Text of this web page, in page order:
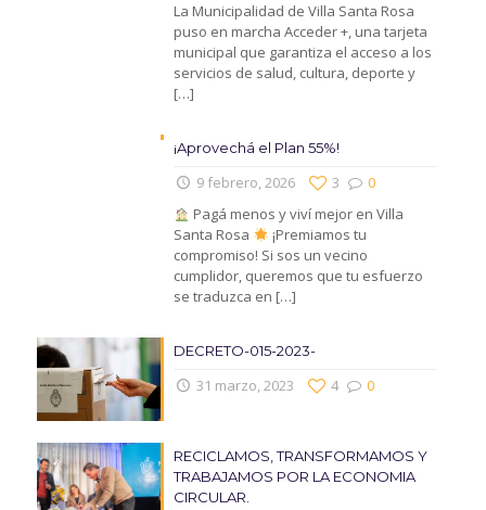
La Municipalidad de Villa Santa Rosa
puso en marcha Acceder +, una tarjeta
municipal que garantiza el acceso a los
servicios de salud, cultura, deporte y
[…]
¡Aprovechá el Plan 55%!
9 febrero, 2026 0
3
Pagá menos y viví mejor en Villa
Santa Rosa
¡Premiamos tu
compromiso! Si sos un vecino
cumplidor, queremos que tu esfuerzo
se traduzca en […]
DECRETO-015-2023-
31 marzo, 2023 0
4
RECICLAMOS, TRANSFORMAMOS Y
TRABAJAMOS POR LA ECONOMIA
CIRCULAR.